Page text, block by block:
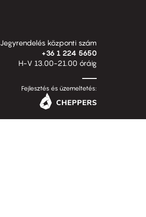
Jegyrendelés központi szám
+36 1 224 5650
H-V 13.00-21.00 óráig
Fejlesztés és üzemeltetés: